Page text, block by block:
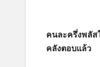
คนละครึ่งพลัส
คลังตอบแล้ว